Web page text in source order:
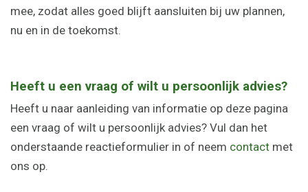
mee, zodat alles goed blijft aansluiten bij uw plannen,
nu en in de toekomst.
Heeft u een vraag of wilt u persoonlijk advies?
Heeft u naar aanleiding van informatie op deze pagina
een vraag of wilt u persoonlijk advies? Vul dan het
onderstaande reactieformulier in of neem contact met
ons op.